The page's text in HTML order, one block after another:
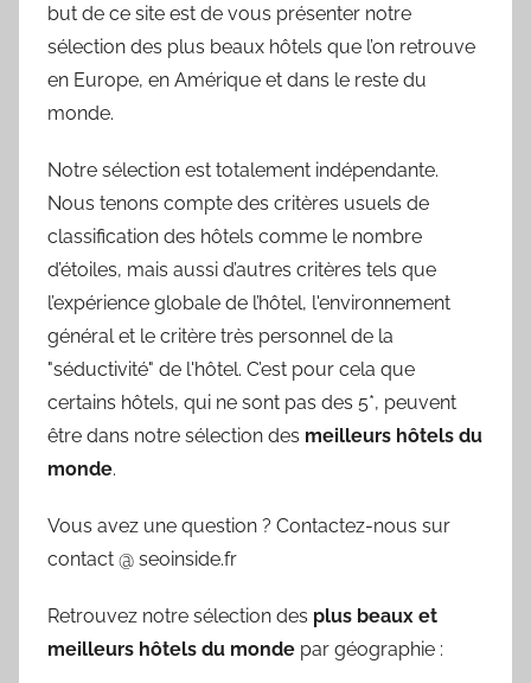
but de ce site est de vous présenter notre
sélection des plus beaux hôtels que l’on retrouve
en Europe, en Amérique et dans le reste du
monde.
Notre sélection est totalement indépendante.
Nous tenons compte des critères usuels de
classification des hôtels comme le nombre
d’étoiles, mais aussi d’autres critères tels que
l’expérience globale de l’hôtel, l'environnement
général et le critère très personnel de la
"séductivité" de l'hôtel. C’est pour cela que
certains hôtels, qui ne sont pas des 5*, peuvent
être dans notre sélection des meilleurs hôtels du
monde.
Vous avez une question ? Contactez-nous sur
contact @ seoinside.fr
Retrouvez notre sélection des plus beaux et
meilleurs hôtels du monde par géographie :